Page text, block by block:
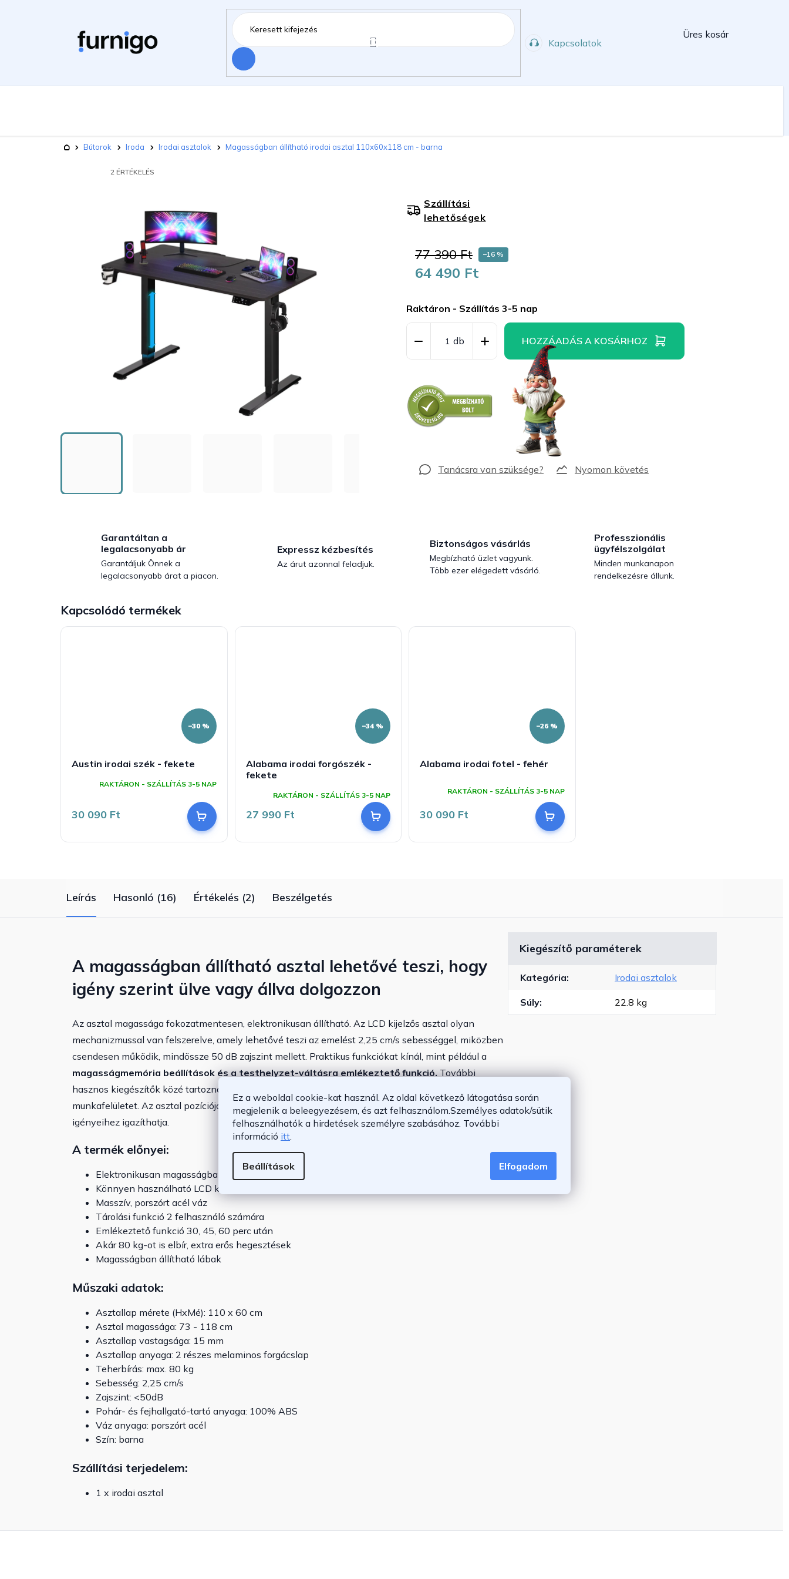
Ez a weboldal cookie-kat használ. Az oldal következő látogatása során
megjelenik a beleegyezésem, és azt felhasználom.Személyes adatok/sütik
felhasználhatók a hirdetések személyre szabásához. További
információ itt.
Beállítások Elfogadom
Keresés
Kapcsolatok
Kosár
Üres kosár
Kezdőlap
Bútorok Iroda Irodai asztalok Magasságban állítható irodai asztal 110x60x118 cm - barna
2 ÉRTÉKELÉS
77 390 Ft –16 %
64 490 Ft
Raktáron - Szállítás 3-5 nap
Szállítási
lehetőségek
HOZZÁADÁS A KOSÁRHOZ
Nyomon követés
Garantáltan a
legalacsonyabb ár
Garantáljuk Önnek a
legalacsonyabb árat a piacon.
Expressz kézbesítés
Az árut azonnal feladjuk.
Biztonságos vásárlás
Megbízható üzlet vagyunk.
Több ezer elégedett vásárló.
Professzionális
ügyfélszolgálat
Minden munkanapon
rendelkezésre állunk.
Kapcsolódó termékek
–30 %
Austin irodai szék - fekete
RAKTÁRON - SZÁLLÍTÁS 3-5 NAP
30 090 Ft
–34 %
Alabama irodai forgószék -
fekete
RAKTÁRON - SZÁLLÍTÁS 3-5 NAP
27 990 Ft
–26 %
Alabama irodai fotel - fehér
termék
5-
csillag.
RAKTÁRON - SZÁLLÍTÁS 3-5 NAP
30 090 Ft
Leírás Hasonló (16) Értékelés (2) Beszélgetés
A magasságban állítható asztal lehetővé teszi, hogy
igény szerint ülve vagy állva dolgozzon
Az asztal magassága fokozatmentesen, elektronikusan állítható. Az LCD kijelzős asztal olyan
mechanizmussal van felszerelve, amely lehetővé teszi az emelést 2,25 cm/s sebességgel, miközben
csendesen működik, mindössze 50 dB zajszint mellett. Praktikus funkciókat kínál, mint például a
magasságmemória beállítások és a testhelyzet-váltásra emlékeztető funkció.További
hasznos kiegészítők közé tartoznak a kábel-, ital- és fejhallgató-tartók, amelyek rendezetté teszik a
munkafelületet. Az asztal pozícióját
saját preferenciái szerint állíthatja be
, így bármikor az
igényeihez igazíthatja.
A termék előnyei:
Elektronikusan magasságban állítható
Könnyen használható LCD kijelző, halk motor
Masszív, porszórt acél váz
Tárolási funkció 2 felhasználó számára
Emlékeztető funkció 30, 45, 60 perc után
Akár 80 kg-ot is elbír, extra erős hegesztések
Magasságban állítható lábak
Műszaki adatok:
Asztallap mérete (HxMé): 110 x 60 cm
Asztal magassága: 73 - 118 cm
Asztallap vastagsága: 15 mm
Asztallap anyaga: 2 részes melaminos forgácslap
Teherbírás: max. 80 kg
Sebesség: 2,25 cm/s
Zajszint: <50dB
Pohár- és fejhallgató-tartó anyaga: 100% ABS
Váz anyaga: porszórt acél
Szín: barna
Szállítási terjedelem:
1 x irodai asztal
Kiegészítő paraméterek
Kategória: Irodai asztalok
Súly: 22.8 kg